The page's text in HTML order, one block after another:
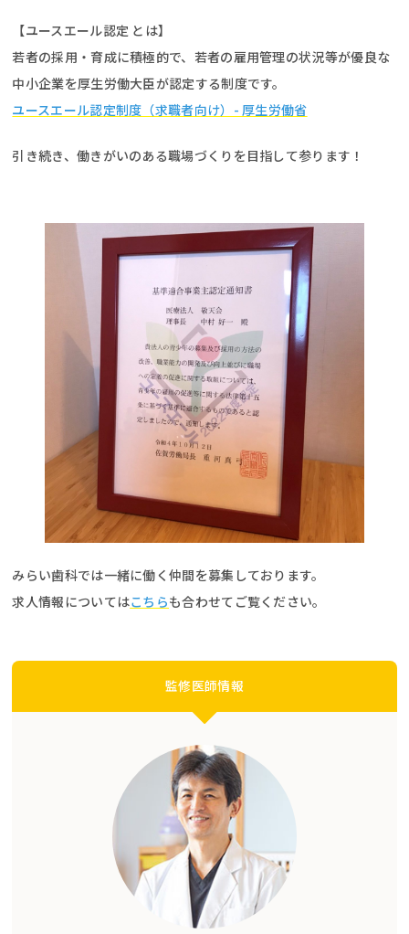
【ユースエール認定 とは】
若者の採用・育成に積極的で、若者の雇用管理の状況等が優良な
中小企業を厚生労働大臣が認定する制度です。
ユースエール認定制度（求職者向け）- 厚生労働省
引き続き、働きがいのある職場づくりを目指して参ります！
みらい歯科では一緒に働く仲間を募集しております。
求人情報についてはこちらも合わせてご覧ください。
監修医師情報